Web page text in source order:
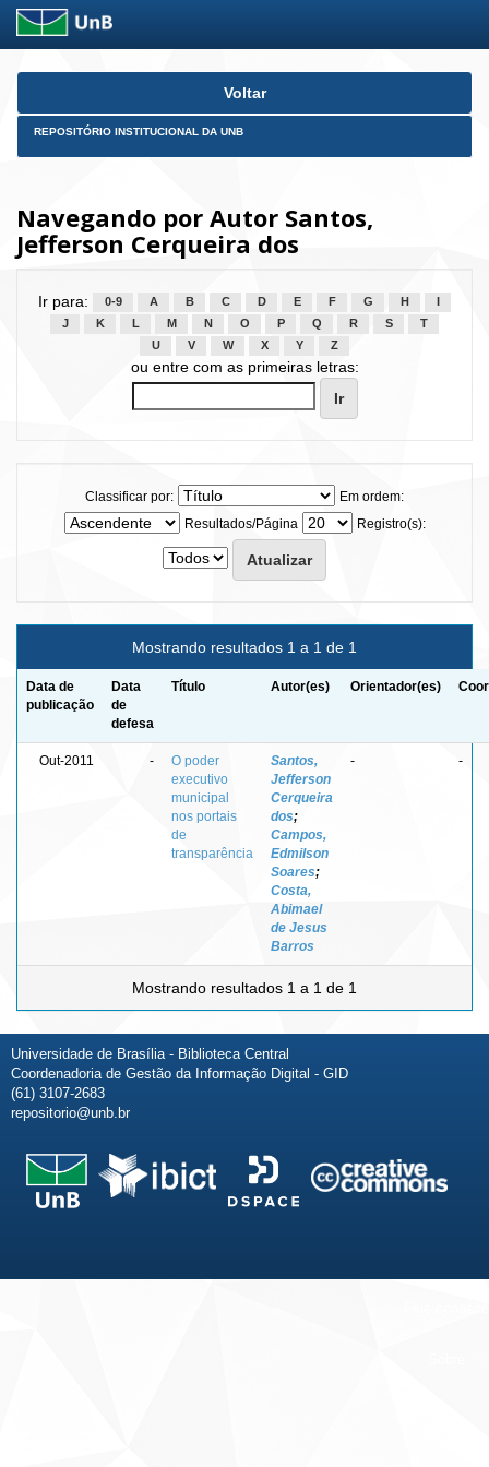
Skip
Voltar
REPOSITÓRIO INSTITUCIONAL DA UNB
Navegando por Autor Santos,
Jefferson Cerqueira dos
Ir para: 0-9 A B C D E F G H
J
K L M N O P Q R S
T
U
V W X Y Z
ou entre com as primeiras letras:
Classificar por:
Em ordem:
Resultados/Página
Registro(s):
Mostrando resultados 1 a 1 de 1
Data de
publicação
Data
de
defesa
Título Autor(es) Orientador(es)
Out-2011 -
O poder
executivo
municipal
nos portais
de
transparência
Santos,
Jefferson
Cerqueira
dos;
Campos,
Edmilson
Soares;
Costa,
Abimael
de Jesus
Barros
- -
Mostrando resultados 1 a 1 de 1
Universidade de Brasília - Biblioteca Central
Coordenadoria de Gestão da Informação Digital - GID
(61) 3107-2683
repositorio@unb.br